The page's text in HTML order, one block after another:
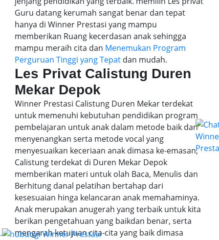
Guru datang kerumah sangat benar dan tepat
hanya di Winner Prestasi yang mampu
memberikan Ruang kecerdasan anak sehingga
mampu meraih cita dan Menemukan Program
Perguruan Tinggi yang Tepat dan mudah.
Les Privat Calistung Duren
Mekar Depok
Winner Prestasi Calistung Duren Mekar terdekat
untuk memenuhi kebutuhan pendidikan program
pembelajaran untuk anak dalam metode baik dan
menyenangkan serta metode vocal yang
menyesuaikan keceriaan anak dimasa ke-emasan,
Calistung terdekat di Duren Mekar Depok
memberikan materi untuk olah Baca, Menulis dan
Berhitung danal pelatihan bertahap dari
kesesuaian hinga kelancaran anak memahaminya.
Anak merupakan anugerah yang terbaik untuk kita
berikan pengetahuan yang baikdan benar, serta
mengarah ketujuan cita-cita yang baik dimasa
.